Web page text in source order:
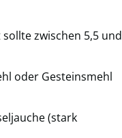
zwischen 5,5 und
oder Gesteinsmehl
(stark